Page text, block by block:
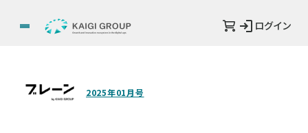
ログイン
2025年01月号